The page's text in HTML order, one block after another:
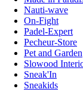
Nauti-wave
On-Fight
Padel-Expert
Pecheur-Store
Pet and Garden
Slowood
Sneak'In
Sneakids